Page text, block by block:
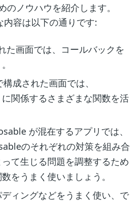
のノウハウを紹介します。
容は以下の通りです:
た画面では、コールバックを
成された画面では、
関係するさまざまな関数を活
が混在するアプリでは、
のそれぞれの対策を組み合
て生じる問題を調整するため
をうまく使いましょう。
ィングなどをうまく使い、で